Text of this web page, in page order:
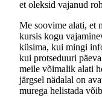
et oleksid vajanud
Me soovime alati, et
kursis kogu
küsima, kui mingi
kui protseduuri
meile võimalik alati
järgsel nädalal on
murega helistada